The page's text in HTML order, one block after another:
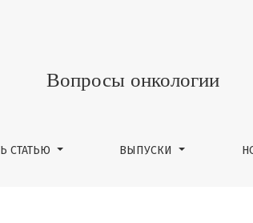
BCRA-ПОЗИТИВНОГО РАКА
Вопросы онкологии
СТАТЬЮ ВЫПУСКИ